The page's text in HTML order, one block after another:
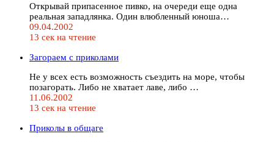
Открывай припасенное пивко, на очереди еще одна
реальная западлянка. Один влюбленный юноша…
09.04.2002
13 сек на чтение
Загораем с приколами
Не у всех есть возможность съездить на море, чтобы
позагорать. Либо не хватает лаве, либо …
11.06.2002
13 сек на чтение
Приколы в общаге